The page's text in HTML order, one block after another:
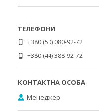
+380 (50) 080-92-72
+380 (44) 388-92-72
Менеджер